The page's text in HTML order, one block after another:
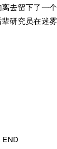
去留下了一
研究员在迷
END